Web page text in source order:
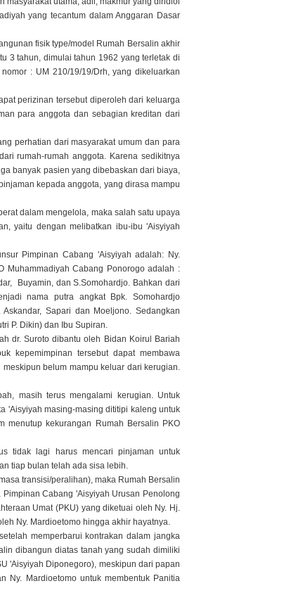
yang tecantum dalam Anggaran Dasar
fisik type/model Rumah Bersalin akhir
3 tahun, dimulai tahun 1962 yang terletak di
: UM 210/19/19/Drh, yang dikeluarkan
perizinan tersebut diperoleh dari keluarga
para anggota dan sebagian kreditan dari
perhatian dari masyarakat umum dan para
rumah-rumah anggota. Karena sedikitnya
banyak pasien yang dibebaskan dari biaya,
kepada anggota, yang dirasa mampu
dalam mengelola, maka salah satu upaya
yaitu dengan melibatkan ibu-ibu 'Aisyiyah
Pimpinan Cabang 'Aisyiyah adalah: Ny.
Muhammadiyah Cabang Ponorogo adalah :
Buyamin, dan S.Somohardjo. Bahkan dari
nama putra angkat Bpk. Somohardjo
Sapari dan Moeljono. Sedangkan
P. Dikin) dan Ibu Supiran.
dr. Suroto dibantu oleh Bidan Koirul Bariah
kepemimpinan tersebut dapat membawa
belum mampu keluar dari kerugian.
masih terus mengalami kerugian. Untuk
'Aisyiyah masing-masing dititipi kaleng untuk
menutup kekurangan Rumah Bersalin PKO
tidak lagi harus mencari pinjaman untuk
tiap bulan telah ada sisa lebih.
transisi/peralihan), maka Rumah Bersalin
Cabang 'Aisyiyah Urusan Penolong
Umat (PKU) yang diketuai oleh Ny. Hj.
Ny. Mardioetomo hingga akhir hayatnya.
memperbarui kontrakan dalam jangka
dibangun diatas tanah yang sudah dimiliki
'Aisyiyah Diponegoro), meskipun dari papan
Ny. Mardioetomo untuk membentuk Panitia